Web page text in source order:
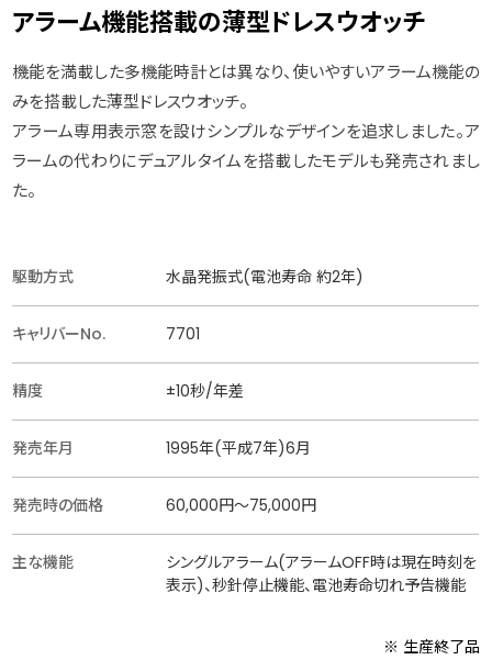
アラーム機能搭載の薄型ドレスウオッチ
機能を満載した多機能時計とは異なり、使いやすいアラーム機能の
みを搭載した薄型ドレスウオッチ。
アラーム専用表示窓を設けシンプルなデザインを追求しました。ア
ラームの代わりにデュアルタイムを搭載したモデルも発売されまし
た。
駆動方式 水晶発振式(電池寿命 約2年)
キャリバーNo. 7701
精度 ±10秒/年差
発売年月 1995年(平成7年)6月
発売時の価格 60,000円〜75,000円
主な機能
シングルアラーム(アラームOFF時は現在時刻を
表示)、秒針停止機能、電池寿命切れ予告機能
※ 生産終了品